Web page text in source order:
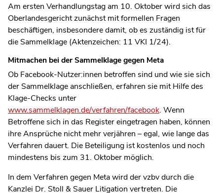
Am ersten Verhandlungstag am 10. Oktober wird sich das
Oberlandesgericht zunächst mit formellen Fragen
beschäftigen, insbesondere damit, ob es zuständig ist für
die Sammelklage (Aktenzeichen: 11 VKI 1/24).
Mitmachen bei der Sammelklage gegen Meta
Ob Facebook-Nutzer:innen betroffen sind und wie sie sich
der Sammelklage anschließen, erfahren sie mit Hilfe des
Klage-Checks unter
www.sammelklagen.de/verfahren/facebook. Wenn
Betroffene sich in das Register eingetragen haben, können
ihre Ansprüche nicht mehr verjähren – egal, wie lange das
Verfahren dauert. Die Beteiligung ist kostenlos und noch
mindestens bis zum 31. Oktober möglich.
In dem Verfahren gegen Meta wird der vzbv durch die
Kanzlei Dr. Stoll & Sauer Litigation vertreten. Die